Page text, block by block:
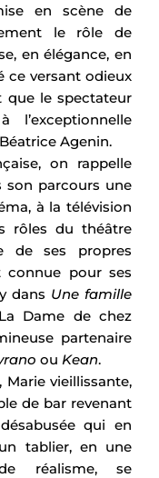
en scène de
le rôle de
en élégance, en
ce versant odieux
que le spectateur
Agenin.
on rappelle
son parcours une
à la télévision
rôles du théâtre
de ses propres
connue pour ses
dans Une famille
Dame de chez
partenaire
ou Kean.
Marie vieillissante,
de bar revenant
qui en
tablier, en une
réalisme, se